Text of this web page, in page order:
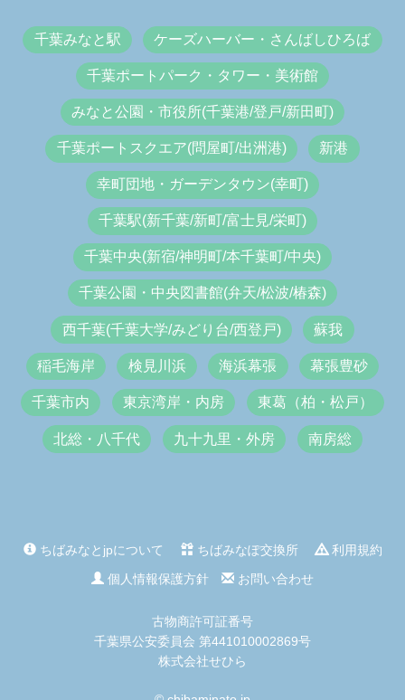
千葉みなと駅 ケーズハーバー・さんばしひろば
千葉ポートパーク・タワー・美術館
みなと公園・市役所(千葉港/登戸/新田町)
千葉ポートスクエア(問屋町/出洲港) 新港
幸町団地・ガーデンタウン(幸町)
千葉駅(新千葉/新町/富士見/栄町)
千葉中央(新宿/神明町/本千葉町/中央)
千葉公園・中央図書館(弁天/松波/椿森)
西千葉(千葉大学/みどり台/西登戸) 蘇我
稲毛海岸 検見川浜 海浜幕張 幕張豊砂
千葉市内 東京湾岸・内房 東葛（柏・松戸）
北総・八千代 九十九里・外房 南房総
ちばみなとjpについて ちばみなぽ交換所
利用規約
個人情報保護方針
お問い合わせ
古物商許可証番号
千葉県公安委員会 第441010002869号
株式会社せひら